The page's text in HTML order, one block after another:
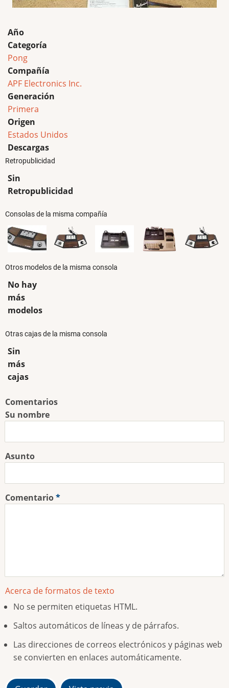
Año
Categoría
Pong
Compañía
APF Electronics Inc.
Generación
Primera
Origen
Estados Unidos
Descargas
Retropublicidad
Sin
Retropublicidad
Consolas de la misma compañía
Otros modelos de la misma consola
No hay
más
modelos
Otras cajas de la misma consola
Sin
más
cajas
Comentarios
Su nombre
Asunto
Comentario
Acerca de formatos de texto
No se permiten etiquetas HTML.
Saltos automáticos de líneas y de párrafos.
Las direcciones de correos electrónicos y páginas web
se convierten en enlaces automáticamente.